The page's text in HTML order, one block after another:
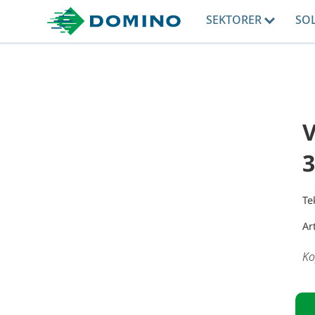
SEKTORER